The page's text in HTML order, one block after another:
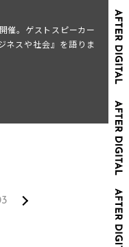
催。ゲストスピーカー
ネスや社会』を語りま